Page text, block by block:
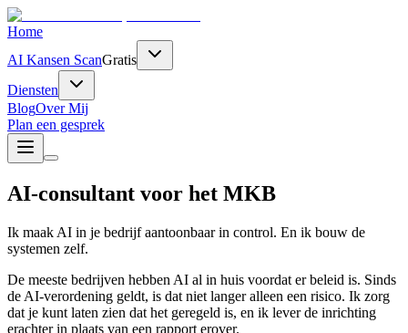
Home
AI Kansen ScanGratis
Diensten
BlogOver Mij
Plan een gesprek
AI-consultant voor het MKB
Ik maak AI in je bedrijf aantoonbaar in control. En ik bouw de
systemen zelf.
De meeste bedrijven hebben AI al in huis voordat er beleid is. Sinds
de AI-verordening geldt, is dat niet langer alleen een risico. Ik zorg
dat je kunt laten zien dat het geregeld is, en ik lever de inrichting
erachter in plaats van een rapport erover.